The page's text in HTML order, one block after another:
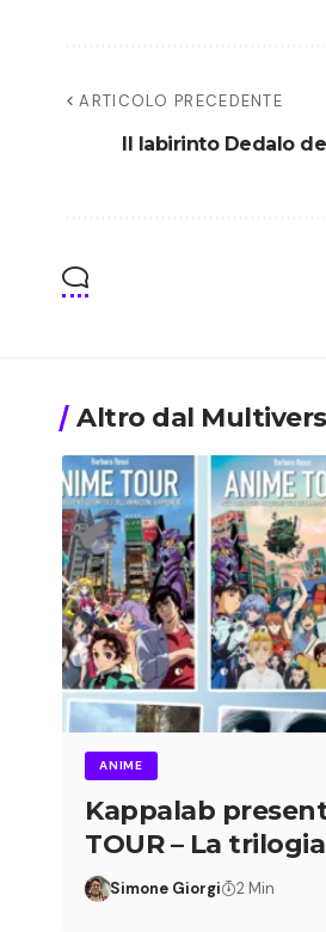
ARTICOLO PRECEDENTE
Il labirinto Dedalo
Altro dal
ANIME
Kappalab
TOUR – La
Simone Giorgi 2 Min